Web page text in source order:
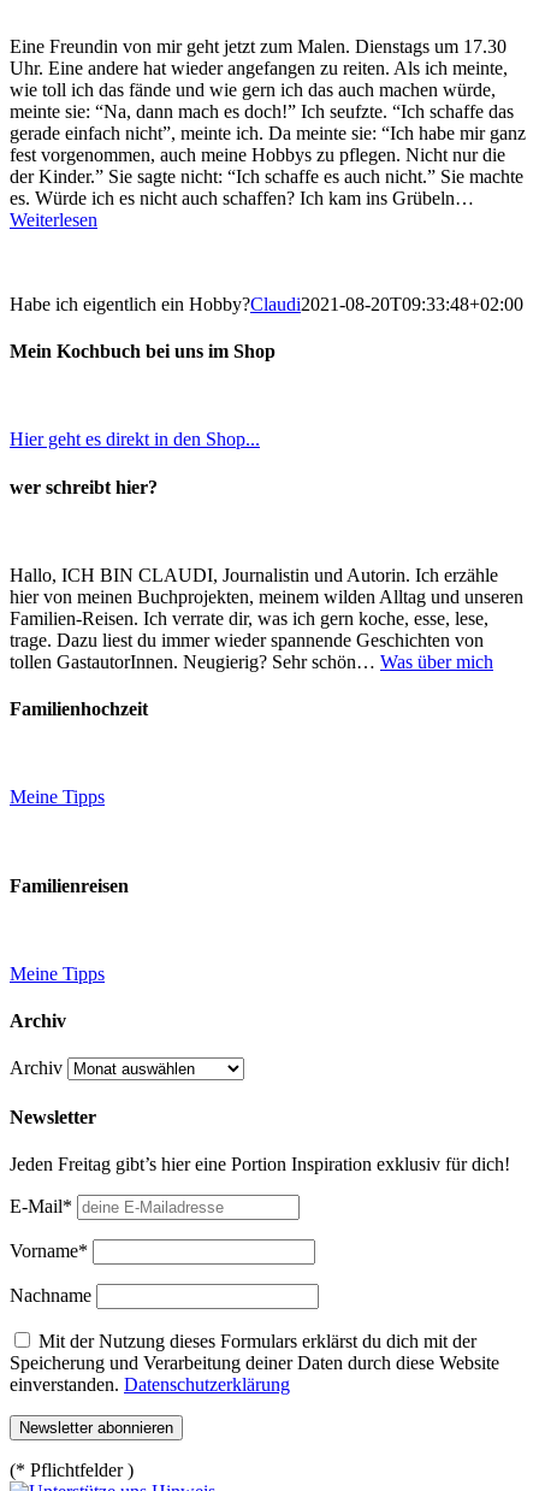
Eine Freundin von mir geht jetzt zum Malen. Dienstags um 17.30
Uhr. Eine andere hat wieder angefangen zu reiten. Als ich meinte,
wie toll ich das fände und wie gern ich das auch machen würde,
meinte sie: “Na, dann mach es doch!” Ich seufzte. “Ich schaffe das
gerade einfach nicht”, meinte ich. Da meinte sie: “Ich habe mir ganz
fest vorgenommen, auch meine Hobbys zu pflegen. Nicht nur die
der Kinder.” Sie sagte nicht: “Ich schaffe es auch nicht.” Sie machte
es. Würde ich es nicht auch schaffen? Ich kam ins Grübeln…
Weiterlesen
Habe ich eigentlich ein Hobby?Claudi2021-08-20T09:33:48+02:00
Mein Kochbuch bei uns im Shop
Hier geht es direkt in den Shop...
wer schreibt hier?
Hallo, ICH BIN CLAUDI, Journalistin und Autorin. Ich erzähle
hier von meinen Buchprojekten, meinem wilden Alltag und unseren
Familien-Reisen. Ich verrate dir, was ich gern koche, esse, lese,
trage. Dazu liest du immer wieder spannende Geschichten von
tollen GastautorInnen. Neugierig? Sehr schön… Was über mich
Familienhochzeit
Meine Tipps
Familienreisen
Meine Tipps
Archiv
Archiv
Newsletter
Jeden Freitag gibt’s hier eine Portion Inspiration exklusiv für dich!
E-Mail*
Vorname*
Nachname
Mit der Nutzung dieses Formulars erklärst du dich mit der
Speicherung und Verarbeitung deiner Daten durch diese Website
einverstanden. Datenschutzerklärung
(* Pflichtfelder )